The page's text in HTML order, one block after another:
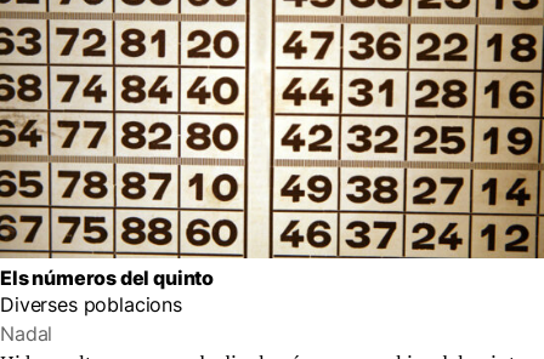
Els números del quinto
Diverses poblacions
Nadal